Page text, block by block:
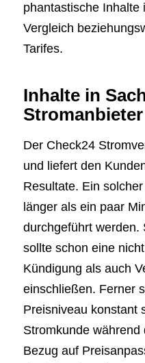
phantastische Inhalte
Vergleich
Tarifes.
Inhalte in
Der Check24
und liefert den
Resultate. Ein
länger als ein paar
durchgeführt werden.
sollte schon eine
Kündigung als auch
einschließen. Ferner
Preisniveau konstant
Stromkunde während
Bezug auf